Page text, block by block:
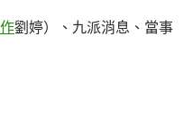
劉婷）、九派消息、當事